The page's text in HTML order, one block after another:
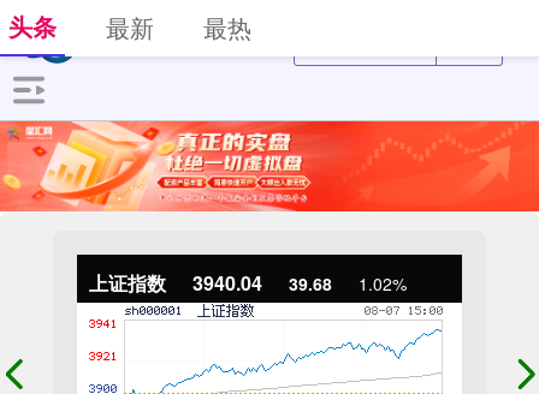
上证指数 3940.04 39.68 1.02%
头条 最新 最热